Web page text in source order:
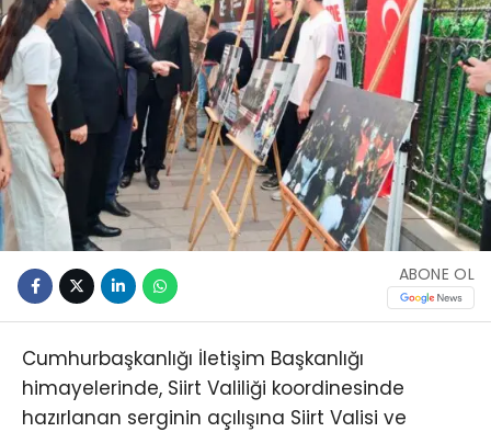
ABONE OL
Cumhurbaşkanlığı İletişim Başkanlığı
himayelerinde, Siirt Valiliği koordinesinde
hazırlanan serginin açılışına Siirt Valisi ve